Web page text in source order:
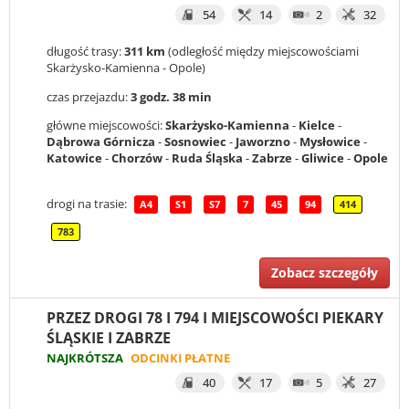
54
14 2 32
długość trasy:311 km (odległość między miejscowościami
Skarżysko-Kamienna - Opole)
czas przejazdu:3 godz. 38 min
główne miejscowości:Skarżysko-Kamienna - Kielce-
Dąbrowa Górnicza -Sosnowiec - Jaworzno- Mysłowice-
Katowice-Chorzów- Ruda Śląska -Zabrze-Gliwice-Opole
drogi na trasie: A4 S1 S7 7 45 94 414
783
Zobacz szczegóły
PRZEZ DROGI 78 I 794 I MIEJSCOWOŚCI PIEKARY
ŚLĄSKIE I ZABRZE
NAJKRÓTSZA ODCINKI PŁATNE
40
17 5 27